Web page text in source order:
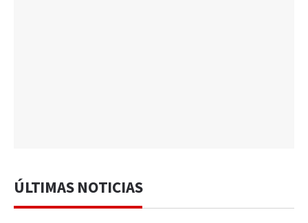
ÚLTIMAS NOTICIAS